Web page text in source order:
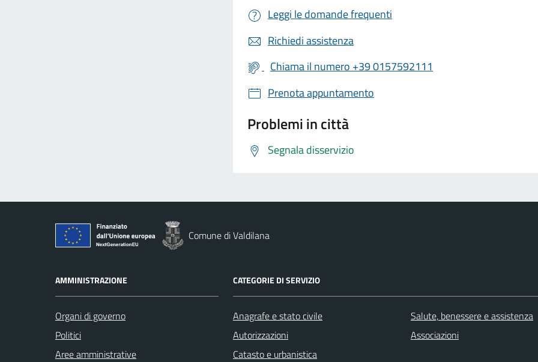
Leggi le domande frequenti
Richiedi assistenza
Chiama il numero +39 0157592111
Prenota appuntamento
Problemi in città
Segnala disservizio
Comune di Valdilana
AMMINISTRAZIONE
Organi di governo
Politici
Aree amministrative
CATEGORIE DI SERVIZIO
Anagrafe e stato civile
Autorizzazioni
Catasto e urbanistica
Salute, benessere e assistenza
Associazioni